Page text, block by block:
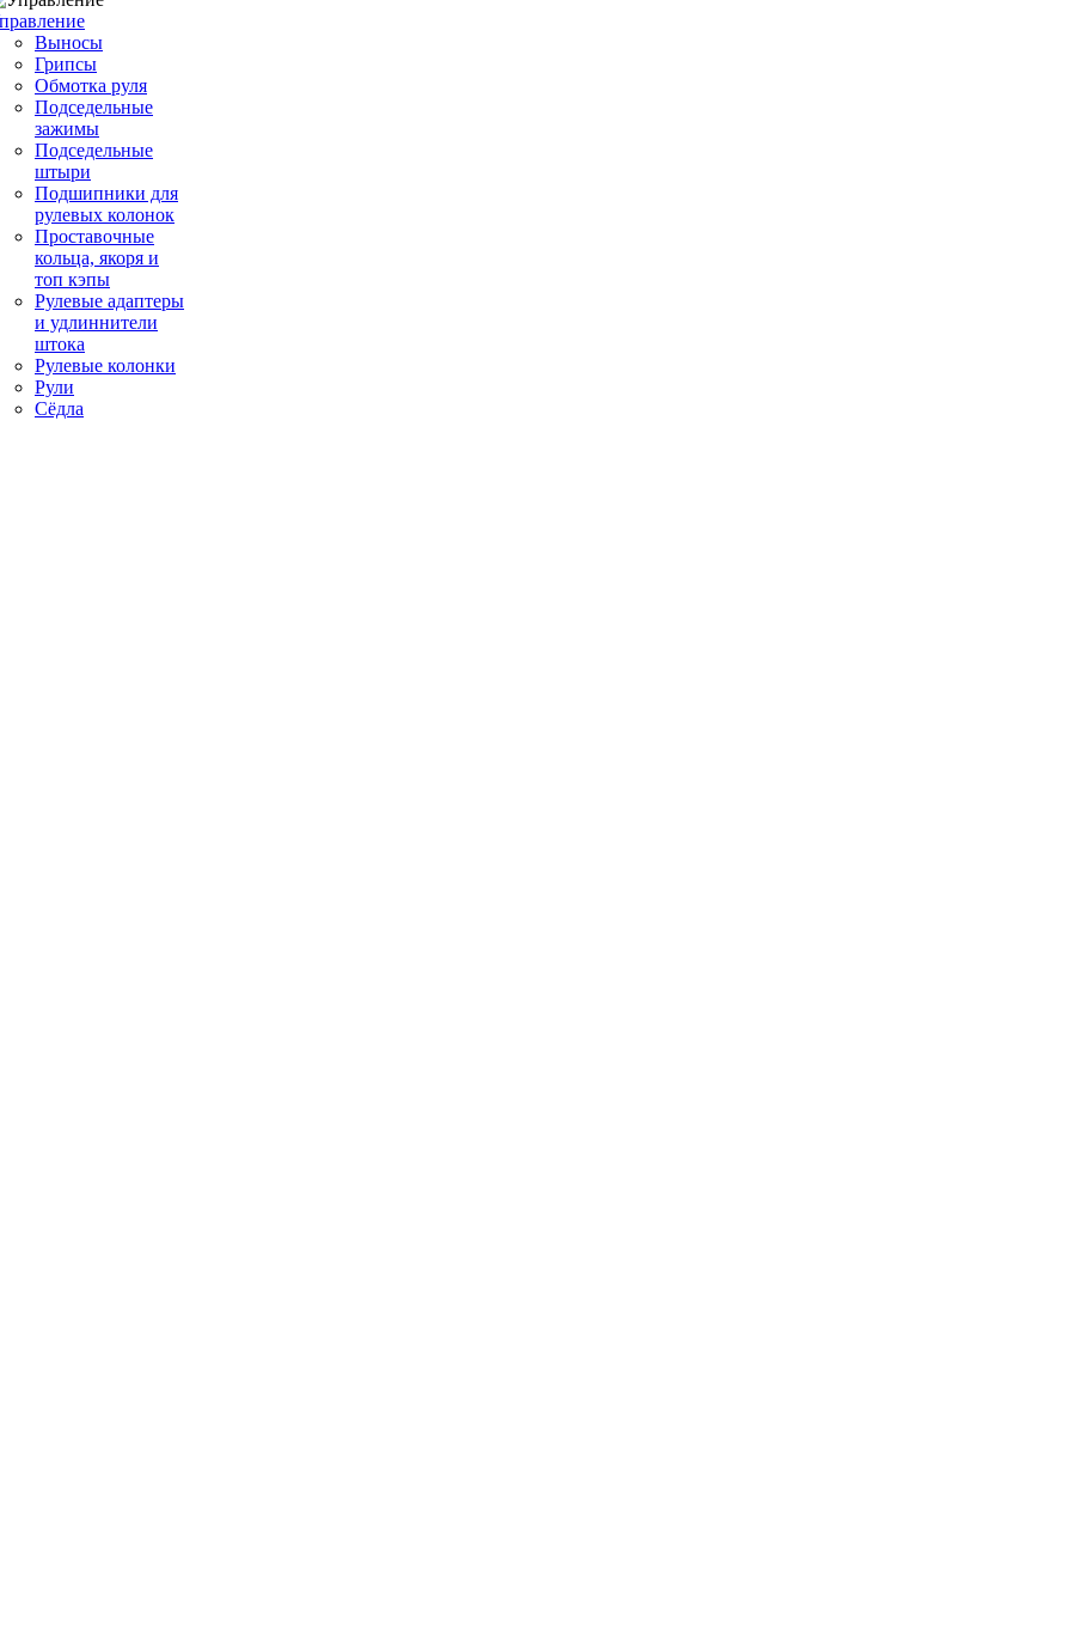
Выносы
Грипсы
Обмотка руля
Подседельные
зажимы
Подседельные
штыри
Подшипники для
рулевых колонок
Проставочные
кольца, якоря и
топ кэпы
Рулевые адаптеры
и удлиннители
штока
Рулевые колонки
Рули
Сёдла